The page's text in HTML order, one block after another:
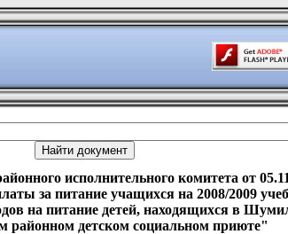
исполнительного комитета от
за питание учащихся на 2008/2009
на питание детей, находящихся в
районном детском социальном приюте"